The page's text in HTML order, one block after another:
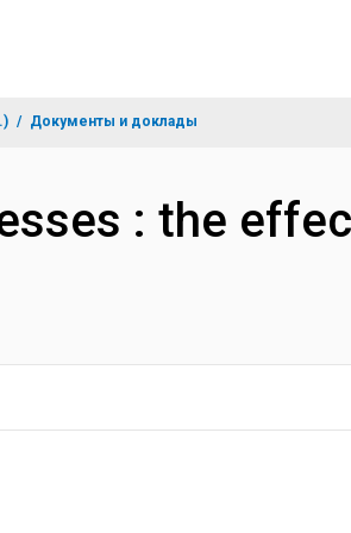
Документы и доклады
: the